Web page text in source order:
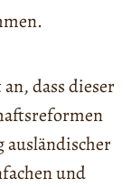
dass dieser
und